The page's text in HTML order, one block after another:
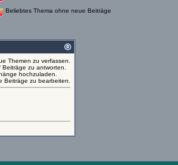
Beliebtes Thema ohne neue Beiträge
Themen zu verfassen.
Beiträge zu antworten.
hochzuladen.
Beiträge zu bearbeiten.